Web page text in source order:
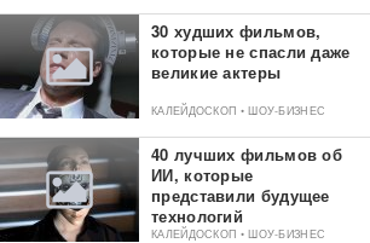
30 худших фильмов,
которые не спасли даже
великие актеры
КАЛЕЙДОСКОП • ШОУ-БИЗНЕС
40 лучших фильмов об
ИИ, которые
представили будущее
технологий
КАЛЕЙДОСКОП • ШОУ-БИЗНЕС